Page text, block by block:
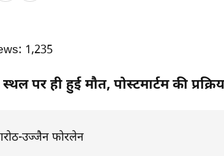
1,235
स्थल पर ही हुई मौत, पोस्टमार्टम की